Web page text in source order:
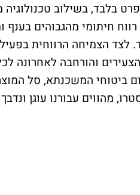
חיתומי מהגבוהים
והורחבה לאחרונה
ביטוחי המשכנתא, סל
מהווים עבורנו עוגן